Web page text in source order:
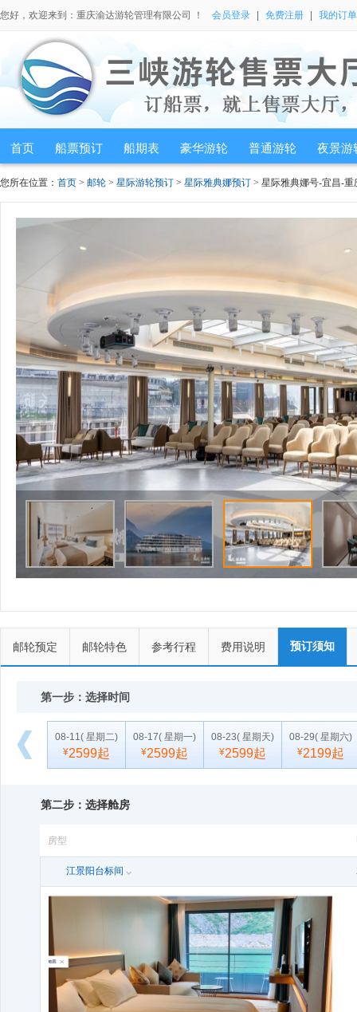
您好，欢迎来到：重庆渝达游轮管理有限公司 ！ 会员登录 免费注册 我的订单
首页 船票预订 船期表 豪华游轮 普通游轮 夜景游
您所在位置： 首页 > 邮轮 > 星际游轮预订 > 星际雅典娜预订 > 星际雅典娜号-宜昌-
邮轮预定 邮轮特色 参考行程 费用说明 预订须知
第一步：选择时间
08-11( 星期二)
¥2599起
08-17( 星期一)
¥2599起
08-23( 星期天)
¥2599起
08-29( 星期六)
¥2199起
¥2599起
第二步：选择舱房
房型
江景阳台标间